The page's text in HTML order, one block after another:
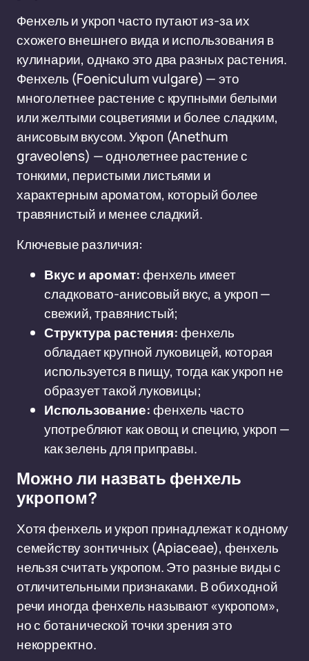
Фенхель и укроп часто путают из-за их
схожего внешнего вида и использования в
кулинарии, однако это два разных растения.
Фенхель (Foeniculum vulgare) — это
многолетнее растение с крупными белыми
или желтыми соцветиями и более сладким,
анисовым вкусом. Укроп (Anethum
graveolens) — однолетнее растение с
тонкими, перистыми листьями и
характерным ароматом, который более
травянистый и менее сладкий.
Ключевые различия:
Вкус и аромат:фенхель имеет
сладковато-анисовый вкус, а укроп —
свежий, травянистый;
Структура растения:фенхель
обладает крупной луковицей, которая
используется в пищу, тогда как укроп не
образует такой луковицы;
Использование:фенхель часто
употребляют как овощ и специю, укроп —
как зелень для приправы.
Можно ли назвать фенхель
укропом?
Хотя фенхель и укроп принадлежат к одному
семейству зонтичных (Apiaceae), фенхель
нельзя считать укропом. Это разные виды с
отличительными признаками. В обиходной
речи иногда фенхель называют «укропом»,
но с ботанической точки зрения это
некорректно.